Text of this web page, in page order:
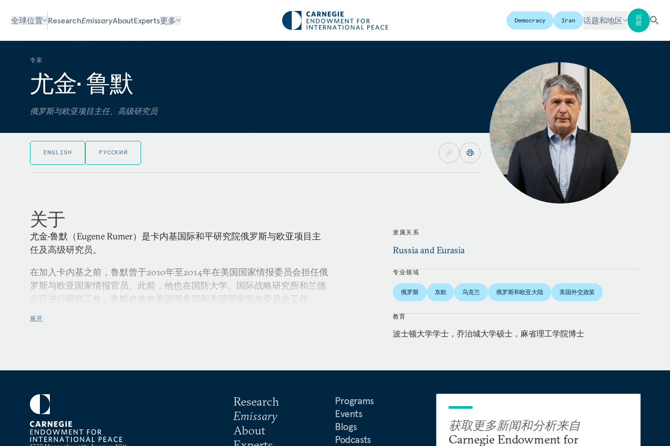
全球位置 ResearchEmissaryAboutExperts更多 Democracy Iran 话题和地区
捐
赠
专家
尤金• 鲁默
俄罗斯与欧亚项目主任、高级研究员
ENGLISH РУССКИЙ
关于
尤金•鲁默（Eugene Rumer）是卡内基国际和平研究院俄罗斯与欧亚项目主
任及高级研究员。
在加入卡内基之前，鲁默曾于2010年至2014年在美国国家情报委员会担任俄
罗斯与欧亚国家情报官员。此前，他也在国防大学、国际战略研究所和兰德
公司进行研究工作。鲁默也曾在美国国务院和美国国家安全委员会工作。
展开
隶属关系
Russia and Eurasia
专业领域
俄罗斯 东欧 乌克兰 俄罗斯和欧亚大陆 美国外交政策
教育
波士顿大学学士，乔治城大学硕士，麻省理工学院博士
Research
Emissary
About
Programs
Events
Blogs
Podcasts
获取更多新闻和分析来自
Carnegie Endowment for